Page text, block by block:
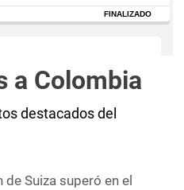
a Colombia
destacados del
Suiza superó en el